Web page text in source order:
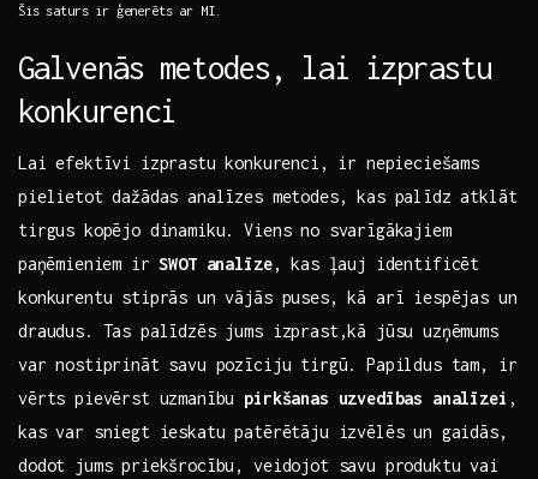
Šis saturs ir ģenerēts ar MI.
Galvenās metodes, lai izprastu
konkurenci
Lai efektīvi​ izprastu ⁢konkurenci, ir nepieciešams
pielietot dažādas analīzes metodes, kas palīdz atklāt
tirgus kopējo dinamiku. Viens no svarīgākajiem
⁢paņēmieniem irSWOT analīze,​ kas ļauj identificēt
konkurentu‍ stiprās un vājās puses, kā arī iespējas un
draudus. Tas palīdzēs jums izprast,kā jūsu uzņēmums
var nostiprināt savu pozīciju tirgū. Papildus tam, ir
vērts pievērst uzmanību​ pirkšanas uzvedības analīzei ,
kas var sniegt ieskatu patērētāju izvēlēs un gaidās,
dodot jums ​priekšrocību, veidojot savu produktu ‍vai